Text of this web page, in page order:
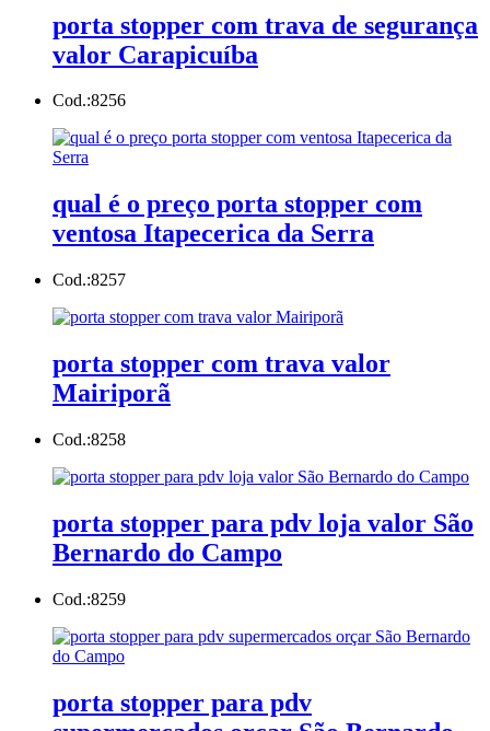
porta stopper com trava de segurança
valor Carapicuíba
Cod.:8256
qual é o preço porta stopper com
ventosa Itapecerica da Serra
Cod.:8257
porta stopper com trava valor
Mairiporã
Cod.:8258
porta stopper para pdv loja valor São
Bernardo do Campo
Cod.:8259
porta stopper para pdv